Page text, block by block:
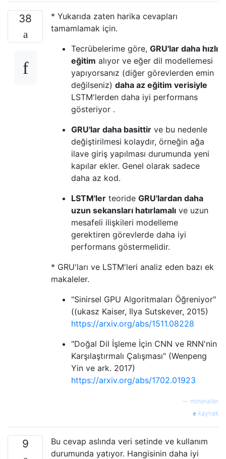
38
* Yukarıda zaten harika cevapları
tamamlamak için.
Tecrübelerime göre, GRU'lar daha hızlı
eğitim alıyor ve eğer dil modellemesi
yapıyorsanız (diğer görevlerden emin
değilseniz) daha az eğitim verisiyle
LSTM'lerden daha iyi performans
gösteriyor .
GRU'lar daha basittir ve bu nedenle
değiştirilmesi kolaydır, örneğin ağa
ilave giriş yapılması durumunda yeni
kapılar ekler. Genel olarak sadece
daha az kod.
LSTM'ler teoride GRU'lardan daha
uzun sekansları hatırlamalı ve uzun
mesafeli ilişkileri modelleme
gerektiren görevlerde daha iyi
performans göstermelidir.
* GRU'ları ve LSTM'leri analiz eden bazı ek
makaleler.
"Sinirsel GPU Algoritmaları Öğreniyor"
((ukasz Kaiser, Ilya Sutskever, 2015)
https://arxiv.org/abs/1511.08228
"Doğal Dil İşleme İçin CNN ve RNN'nin
Karşılaştırmalı Çalışması" (Wenpeng
Yin ve ark. 2017)
https://arxiv.org/abs/1702.01923
mineraller
kaynak
9
Bu cevap aslında veri setinde ve kullanım
durumunda yatıyor. Hangisinin daha iyi